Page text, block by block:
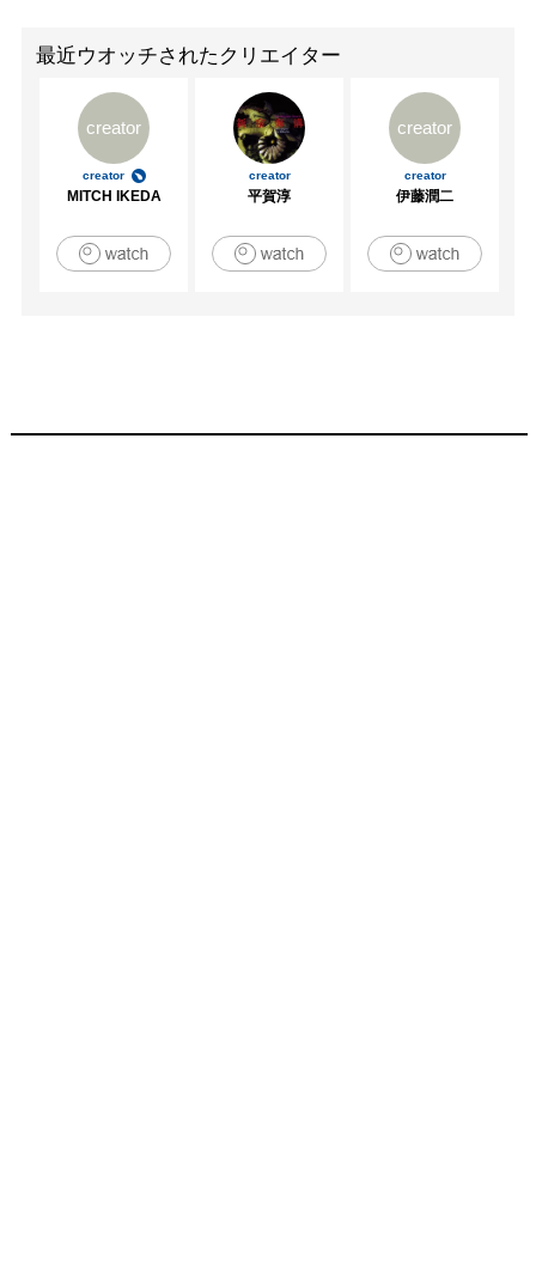
最近ウオッチされたクリエイター
creator
creator
MITCH IKEDA
creator
平賀淳
creator
creator
伊藤潤二